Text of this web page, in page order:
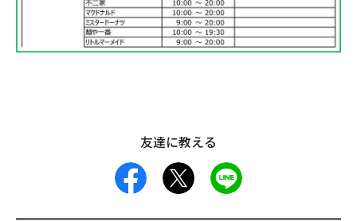
友達に教える
facebook